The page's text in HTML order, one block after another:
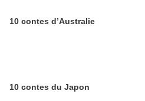
10 contes d’Australie
10 contes du Japon